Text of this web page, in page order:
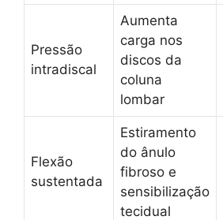
Pressão
intradiscal
Aumenta
carga nos
discos da
coluna
lombar
Flexão
sustentada
Estiramento
do ânulo
fibroso e
sensibilização
tecidual